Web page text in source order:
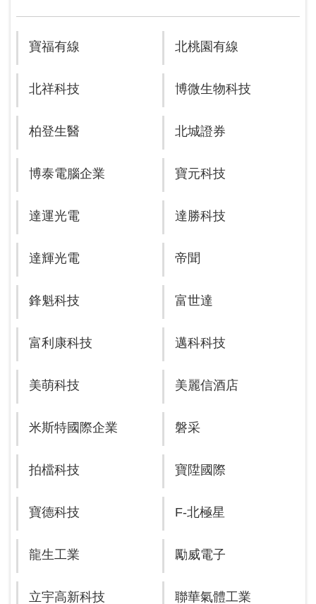
寶福有線 北桃園有線
北祥科技 博微生物科技
柏登生醫 北城證券
博泰電腦企業 寶元科技
達運光電 達勝科技
達輝光電 帝聞
鋒魁科技 富世達
富利康科技 邁科科技
美萌科技 美麗信酒店
米斯特國際企業 磐采
拍檔科技 寶陞國際
寶德科技 F-北極星
龍生工業 勵威電子
立宇高新科技 聯華氣體工業